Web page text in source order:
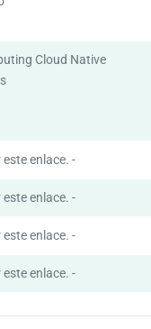
Cloud Native
este enlace. -
este enlace. -
este enlace. -
este enlace. -